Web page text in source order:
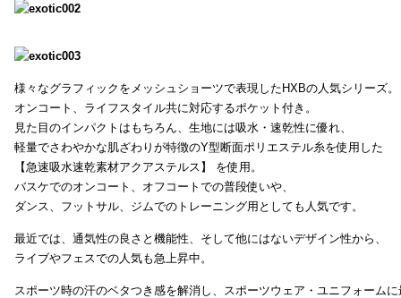
様々なグラフィックをメッシュショーツで表現したHXBの人気シリーズ。
オンコート、ライフスタイル共に対応するポケット付き。
見た目のインパクトはもちろん、生地には吸水・速乾性に優れ、
軽量でさわやかな肌ざわりが特徴のY型断面ポリエステル糸を使用した
【急速吸水速乾素材アクアステルス】 を使用。
バスケでのオンコート、オフコートでの普段使いや、
ダンス、フットサル、ジムでのトレーニング用としても人気です。
最近では、通気性の良さと機能性、そして他にはないデザイン性から、
ライブやフェスでの人気も急上昇中。
スポーツ時の汗のベタつき感を解消し、スポーツウェア・ユニフォーム